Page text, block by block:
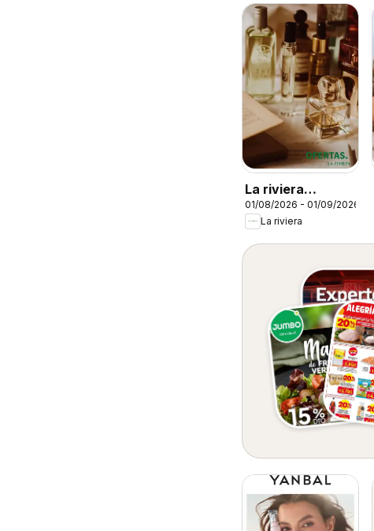
La riviera
catalógo
01/08/2026 - 01/09/2026
La riviera